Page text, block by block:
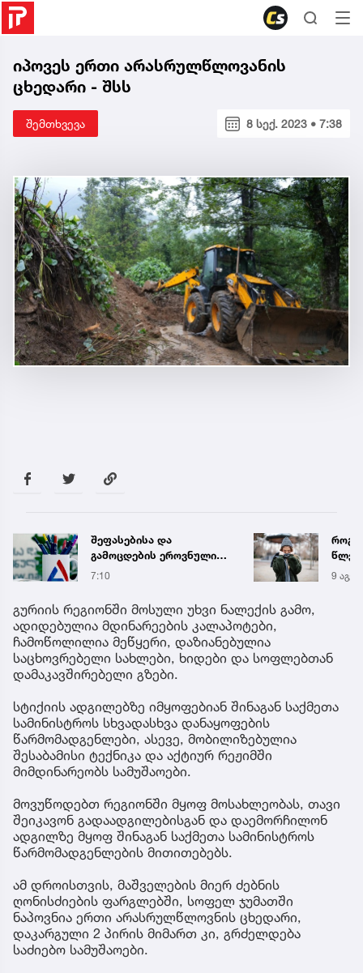
იპოვეს ერთი არასრულწლოვანის
ცხედარი - შსს
შემთხვევა 8 სექ. 2023 • 7:38
შეფასებისა და
გამოცდების ეროვნული
ცენტრი ინფორმაციას
7:10 9 აგვ
გურიის რეგიონში მოსული უხვი ნალექის გამო,
ადიდებულია მდინარეების კალაპოტები,
ჩამოწოლილია მეწყერი, დაზიანებულია
საცხოვრებელი სახლები, ხიდები და სოფლებთან
დამაკავშირებელი გზები.
სტიქიის ადგილებზე იმყოფებიან შინაგან საქმეთა
სამინისტროს სხვადასხვა დანაყოფების
წარმომადგენლები, ასევე, მობილიზებულია
შესაბამისი ტექნიკა და აქტიურ რეჟიმში
მიმდინარეობს სამუშაოები.
მოვუწოდებთ რეგიონში მყოფ მოსახლეობას, თავი
შეიკავონ გადაადგილებისგან და დაემორჩილონ
ადგილზე მყოფ შინაგან საქმეთა სამინისტროს
წარმომადგენლების მითითებებს.
ამ დროისთვის, მაშველების მიერ ძებნის
ღონისძიების ფარგლებში, სოფელ ჯუმათში
ნაპოვნია ერთი არასრულწლოვნის ცხედარი,
დაკარგული 2 პირის მიმართ კი, გრძელდება
საძიებო სამუშაოები.